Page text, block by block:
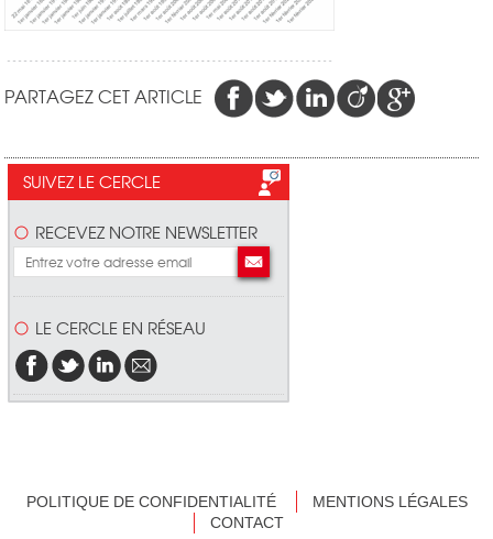
PARTAGEZ CET ARTICLE
SUIVEZ LE CERCLE
RECEVEZ NOTRE NEWSLETTER
LE CERCLE EN RÉSEAU
POLITIQUE DE CONFIDENTIALITÉ
MENTIONS LÉGALES
CONTACT